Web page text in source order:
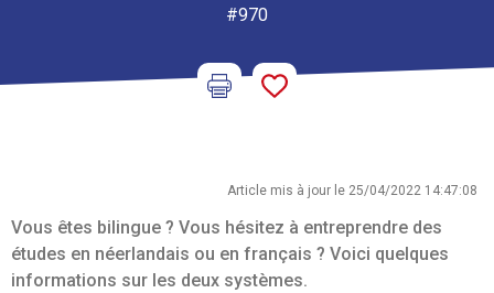
#970
Article mis à jour le 25/04/2022 14:47:08
Vous êtes bilingue ? Vous hésitez à entreprendre des
études en néerlandais ou en français ? Voici quelques
informations sur les deux systèmes.